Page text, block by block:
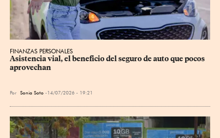
FINANZAS PERSONALES
Asistencia vial, el beneficio del seguro de auto que pocos
aprovechan
Por Sonia Soto 14/07/2026 - 19:21